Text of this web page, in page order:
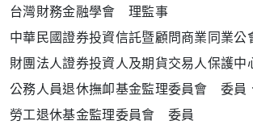
台灣財務金融學會 理監事
中華民國證券投資信託暨顧問商業同業
財團法人證券投資人及期貨交易人保護
公務人員退休撫卹基金監理委員會 委員
勞工退休基金監理委員會 委員